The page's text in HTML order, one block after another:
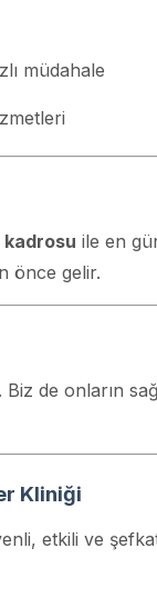
müdahale
ile en
önce gelir.
de onların
Kliniği
etkili ve